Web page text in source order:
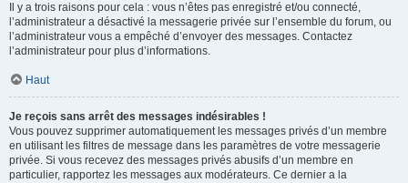
Il y a trois raisons pour cela : vous n’êtes pas enregistré et/ou connecté,
l’administrateur a désactivé la messagerie privée sur l’ensemble du forum, ou
l’administrateur vous a empêché d’envoyer des messages. Contactez
l’administrateur pour plus d’informations.
Haut
Je reçois sans arrêt des messages indésirables !
Vous pouvez supprimer automatiquement les messages privés d’un membre
en utilisant les filtres de message dans les paramètres de votre messagerie
privée. Si vous recevez des messages privés abusifs d’un membre en
particulier, rapportez les messages aux modérateurs. Ce dernier a la